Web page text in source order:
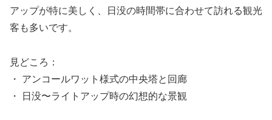
アップが特に美しく、日没の時間帯に合わせて訪れる観光
客も多いです。
見どころ：
・ アンコールワット様式の中央塔と回廊
・ 日没〜ライトアップ時の幻想的な景観